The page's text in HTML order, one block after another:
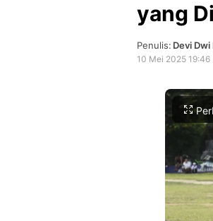
yang
Penulis: Devi Dwi
10 Mei 2025 19:46